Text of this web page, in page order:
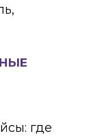
где